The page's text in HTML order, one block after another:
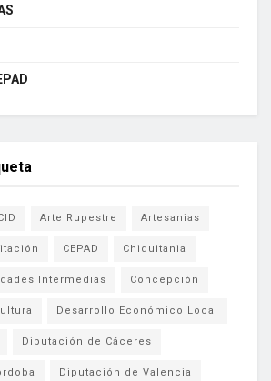
Arte Rupestre Artesanias
CEPAD Chiquitania
Intermedias Concepción
Desarrollo Económico Local
Diputación de Cáceres
Diputación de Valencia